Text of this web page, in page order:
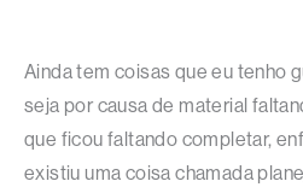
Ainda tem coisas que eu tenho
seja por causa de material
que ficou faltando completar,
existiu uma coisa chamada